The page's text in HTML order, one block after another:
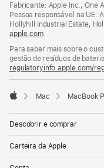
Fabricante: Apple Inc., One
Pessoa responsável na UE:
Hollyhill Industrial Estate,
apple.com(abre
nova
janela)
Para saber mais sobre o
gestão de resíduos de
regulatoryinfo.apple.com/
Mac MacBook
Descobrir e comprar
Carteira da Apple